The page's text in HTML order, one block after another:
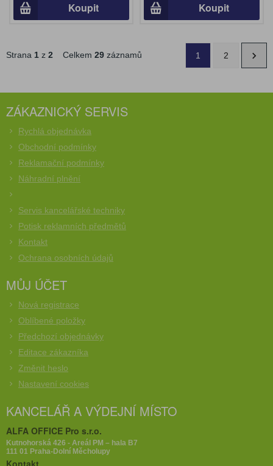
Koupit Koupit
Strana 1 z 2 Celkem 29 záznamů 1 2
ZÁKAZNICKÝ SERVIS
Rychlá objednávka
Obchodní podmínky
Reklamační podmínky
Náhradní plnění
Servis kancelářské techniky
Potisk reklamních předmětů
Kontakt
Ochrana osobních údajů
MŮJ ÚČET
Nová registrace
Oblíbené položky
Předchozí objednávky
Editace zákazníka
Změnit heslo
Nastavení cookies
KANCELÁŘ A VÝDEJNÍ MÍSTO
ALFA OFFICE Pro s.r.o.
Kutnohorská 426 - Areál PM – hala B7
111 01 Praha-Dolní Měcholupy
Kontakt